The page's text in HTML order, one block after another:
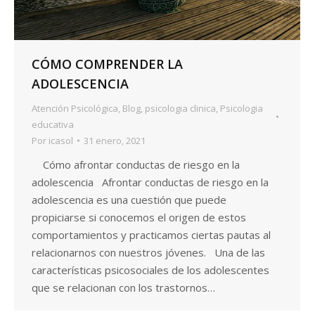
CÓMO COMPRENDER LA
ADOLESCENCIA
Atención Psicológica, Blog, psicologia clinica, Psicologia
educativa
Por icasol 31 enero, 2021
Cómo afrontar conductas de riesgo en la
adolescencia Afrontar conductas de riesgo en la
adolescencia es una cuestión que puede
propiciarse si conocemos el origen de estos
comportamientos y practicamos ciertas pautas al
relacionarnos con nuestros jóvenes. Una de las
características psicosociales de los adolescentes
que se relacionan con los trastornos…